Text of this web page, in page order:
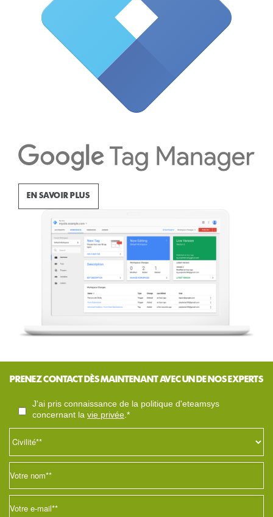
EN SAVOIR PLUS
PRENEZ CONTACT DÈS MAINTENANT AVEC UN DE NOS EXPERTS
j'ai pris connaissance de la politique d'eteamsys
concernant la vie privée .*